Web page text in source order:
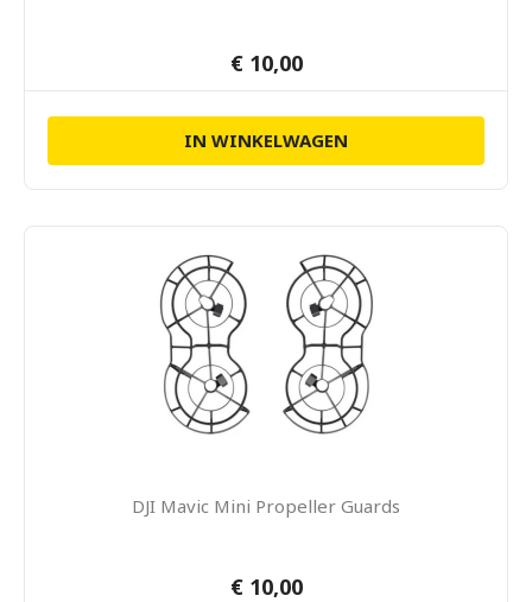
€ 10,00
IN WINKELWAGEN
DJI Mavic Mini Propeller Guards
€ 10,00